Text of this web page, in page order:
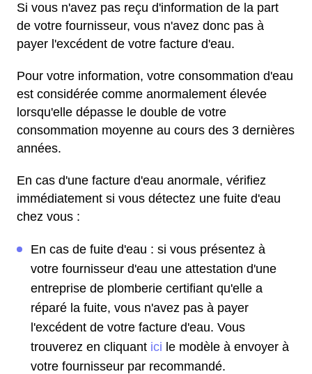
Si vous n'avez pas reçu d'information de la part
de votre fournisseur, vous n'avez donc pas à
payer l'excédent de votre facture d'eau.
Pour votre information, votre consommation d'eau
est considérée comme anormalement élevée
lorsqu'elle dépasse le double de votre
consommation moyenne au cours des 3 dernières
années.
En cas d'une facture d'eau anormale, vérifiez
immédiatement si vous détectez une fuite d'eau
chez vous :
En cas de fuite d'eau : si vous présentez à
votre fournisseur d'eau une attestation d'une
entreprise de plomberie certifiant qu'elle a
réparé la fuite, vous n'avez pas à payer
l'excédent de votre facture d'eau. Vous
trouverez en cliquant ici le modèle à envoyer à
votre fournisseur par recommandé.